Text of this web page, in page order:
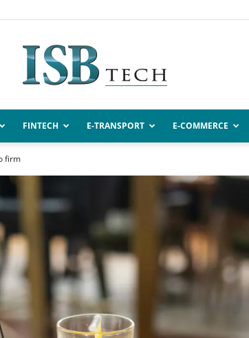
ISBtech.pl
FINTECH E-TRANSPORT E-COMMERCE
firm